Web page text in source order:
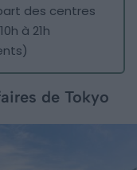
des centres
à 21h
de Tokyo